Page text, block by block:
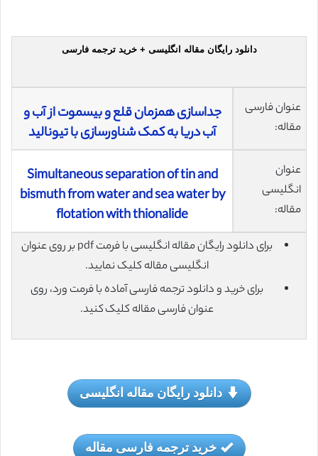
دانلود رایگان مقاله انگلیسی + خرید ترجمه فارسی
عنوان فارسی
مقاله:
جداسازی همزمان قلع و بیسموت از آب و
آب دریا به کمک شناورسازی با تیونالید
عنوان
انگلیسی
مقاله:
Simultaneous separation of tin and
bismuth from water and sea water by
flotation with thionalide
برای دانلود رایگان مقاله انگلیسی با فرمت pdf بر روی عنوان
انگلیسی مقاله کلیک نمایید.
برای خرید و دانلود ترجمه فارسی آماده با فرمت ورد، روی
عنوان فارسی مقاله کلیک کنید.
دانلود رایگان مقاله انگلیسی
خرید ترجمه فارسی مقاله